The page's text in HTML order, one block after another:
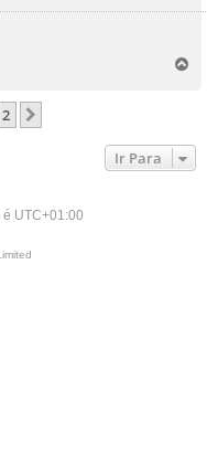
2
Ir Para
é UTC+01:00